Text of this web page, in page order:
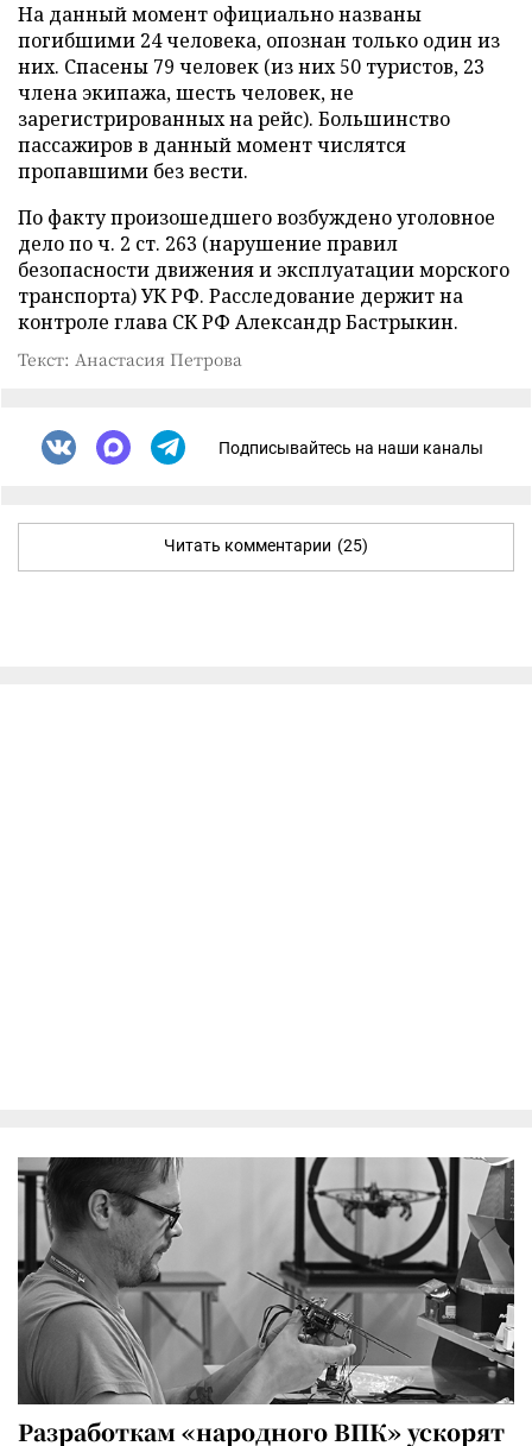
На данный момент официально названы
погибшими 24 человека, опознан только один из
них. Спасены 79 человек (из них 50 туристов, 23
члена экипажа, шесть человек, не
зарегистрированных на рейс). Большинство
пассажиров в данный момент числятся
пропавшими без вести.
По факту произошедшего возбуждено уголовное
дело по ч. 2 ст. 263 (нарушение правил
безопасности движения и эксплуатации морского
транспорта) УК РФ. Расследование держит на
контроле глава СК РФ Александр Бастрыкин.
Текст: Анастасия Петрова
Подписывайтесь на наши каналы
Читать комментарии (25)
Разработкам «народного ВПК» ускорят